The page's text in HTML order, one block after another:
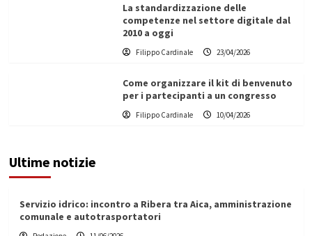
La standardizzazione delle
competenze nel settore digitale dal
2010 a oggi
Filippo Cardinale 23/04/2026
Come organizzare il kit di benvenuto
per i partecipanti a un congresso
Filippo Cardinale 10/04/2026
Ultime notizie
Servizio idrico: incontro a Ribera tra Aica, amministrazione
comunale e autotrasportatori